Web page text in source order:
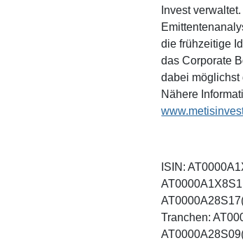
Invest
die frühzeitige
das Corporate
dabei möglichst
Nähere
ISIN:
Tranchen: